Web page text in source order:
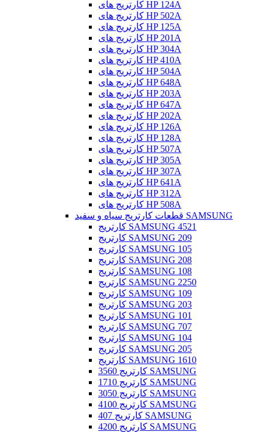
کارتریج های HP 124A
کارتریج های HP 502A
کارتریج های HP 125A
کارتریج های HP 201A
کارتریج های HP 304A
کارتریج های HP 410A
کارتریج های HP 504A
کارتریج های HP 648A
کارتریج های HP 203A
کارتریج های HP 647A
کارتریج های HP 202A
کارتریج های HP 126A
کارتریج های HP 128A
کارتریج های HP 507A
کارتریج های HP 305A
کارتریج های HP 307A
کارتریج های HP 641A
کارتریج های HP 312A
کارتریج های HP 508A
قطعات کارتریج سیاه و سفید SAMSUNG
کارتریج SAMSUNG 4521
کارتریج SAMSUNG 209
کارتریج SAMSUNG 105
کارتریج SAMSUNG 208
کارتریج SAMSUNG 108
کارتریج SAMSUNG 2250
کارتریج SAMSUNG 109
کارتریج SAMSUNG 203
کارتریج SAMSUNG 101
کارتریج SAMSUNG 707
کارتریج SAMSUNG 104
کارتریج SAMSUNG 205
کارتریج SAMSUNG 1610
کارتریج 3560 SAMSUNG
کارتریج 1710 SAMSUNG
کارتریج 3050 SAMSUNG
کارتریج 4100 SAMSUNG
کارتریج 407 SAMSUNG
کارتریج 4200 SAMSUNG